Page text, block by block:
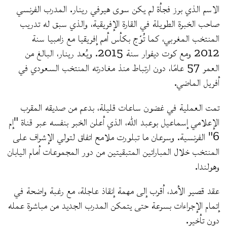
الاسم الذي برز فجأة لم يكن سوى هيرفي رينار. المدرب الفرنسي
صاحب الخبرة الطويلة في القارة الإفريقية، والذي سبق له تدريب
المنتخب المغربي، كما تُوّج بكأس أمم إفريقيا مع زامبيا سنة
2012 ومع كوت ديفوار سنة 2015. ويُعد رينار، البالغ من
العمر 57 عامًا، دون ارتباط منذ مغادرته المنتخب السعودي في
أفريل الماضي.
تمت العملية في غضون ساعات قليلة، بدعم من صديقه المقرب
الإعلامي إسماعيل بوعبد الله، الذي أعلن الخبر بنفسه عبر قناة "إم
6" الفرنسية. وسرعان ما تبلورت ملامح اتفاق لتولي الإشراف على
المنتخب خلال المباراتين المتبقيتين من دور المجموعات أمام اليابان
وهولندا.
عقد قصير الأمد، أقرب إلى مهمة إنقاذ عاجلة، مع رغبة واضحة في
إتمام الإجراءات بسرعة حتى يتمكن المدرب الجديد من مباشرة عمله
دون تأخير.